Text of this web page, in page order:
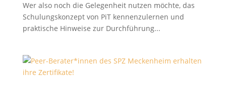
Wer also noch die Gelegenheit nutzen möchte, das
Schulungskonzept von PiT kennenzulernen und
praktische Hinweise zur Durchführung...